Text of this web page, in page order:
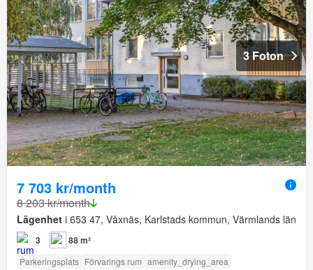
3 Foton
7 703 kr/month
8 203 kr/month
Lägenhet i 653 47, Våxnäs, Karlstads kommun, Värmlands län
3 88 m²
Parkeringsplats Förvarings rum amenity_drying_area